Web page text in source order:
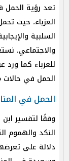
تعد رؤية الحمل
العزباء، حيث
السلبية
والاجتماعي.
للعزباء كما
الحمل في حالات
الحمل في
وفقًا لتفسير ابن
النكد والهموم
دلالة على